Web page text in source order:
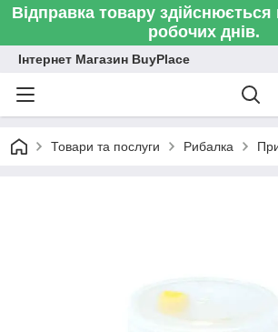
Відправка товару
робочих днів.
Інтернет Магазин BuyPlace
Товари та послуги Рибалка